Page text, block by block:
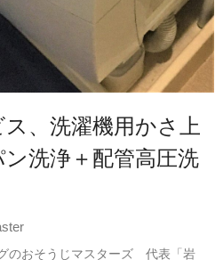
、洗濯機用かさ上
洗浄＋配管高圧洗
のおそうじマスターズ 代表「岩